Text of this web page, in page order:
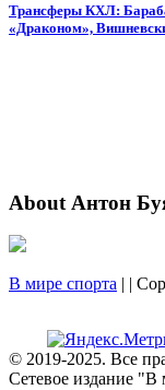
Трансферы КХЛ:
«Драконом»,
About Антон
В мире спорта | |
© 2019-2025. Все
Сетевое издание "В